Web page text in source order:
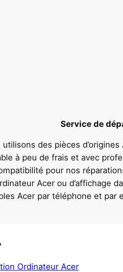
Service de
utilisons des pièces
à peu de frais et avec
pour nos
Acer ou d’affichage
Acer par téléphone et par
Ordinateur Acer